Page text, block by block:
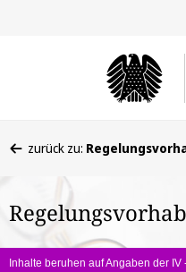
befinden
hier:
zurück zu:
Inhalte beruhen auf Angaben der IV